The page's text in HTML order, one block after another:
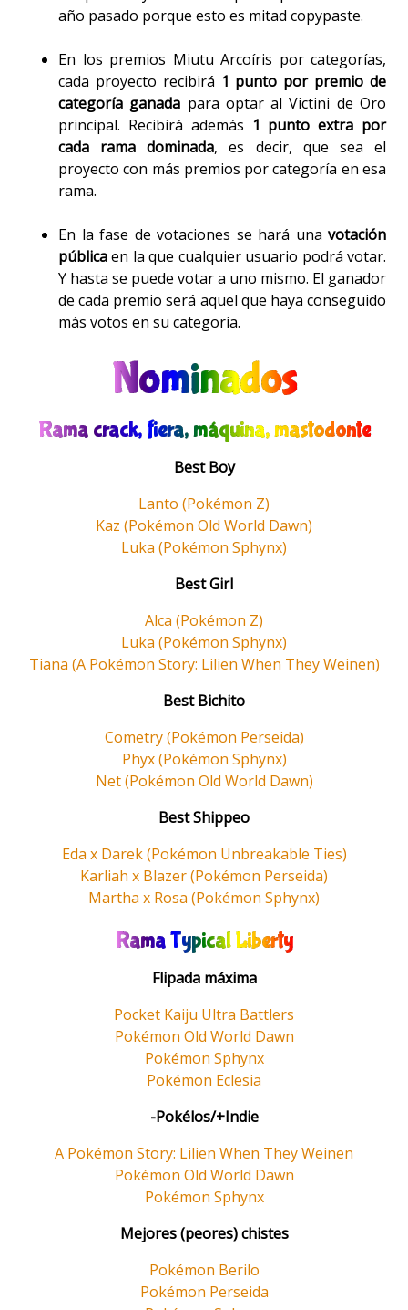
año pasado porque esto es mitad copypaste.
En los premios Miutu Arcoíris por categorías,
cada proyecto recibirá 1 punto por premio de
categoría ganada para optar al Victini de Oro
principal. Recibirá además 1 punto extra por
cada rama dominada, es decir, que sea el
proyecto con más premios por categoría en esa
rama.
En la fase de votaciones se hará una votación
públicaen la que cualquier usuario podrá votar.
Y hasta se puede votar a uno mismo. El ganador
de cada premio será aquel que haya conseguido
más votos en su categoría.
Nominados
Rama crack, fiera, máquina, mastodonte
Best Boy
Lanto (Pokémon Z)
Kaz (Pokémon Old World Dawn)
Luka (Pokémon Sphynx)
Best Girl
Alca (Pokémon Z)
Luka (Pokémon Sphynx)
Tiana (A Pokémon Story: Lilien When They Weinen)
Best Bichito
Cometry (Pokémon Perseida)
Phyx (Pokémon Sphynx)
Net (Pokémon Old World Dawn)
Best Shippeo
Eda x Darek (Pokémon Unbreakable Ties)
Karliah x Blazer (Pokémon Perseida)
Martha x Rosa (Pokémon Sphynx)
Rama Typical Liberty
Flipada máxima
Pocket Kaiju Ultra Battlers
Pokémon Old World Dawn
Pokémon Sphynx
Pokémon Eclesia
-Pokélos/+Indie
A Pokémon Story: Lilien When They Weinen
Pokémon Old World Dawn
Pokémon Sphynx
Mejores (peores) chistes
Pokémon Berilo
Pokémon Perseida